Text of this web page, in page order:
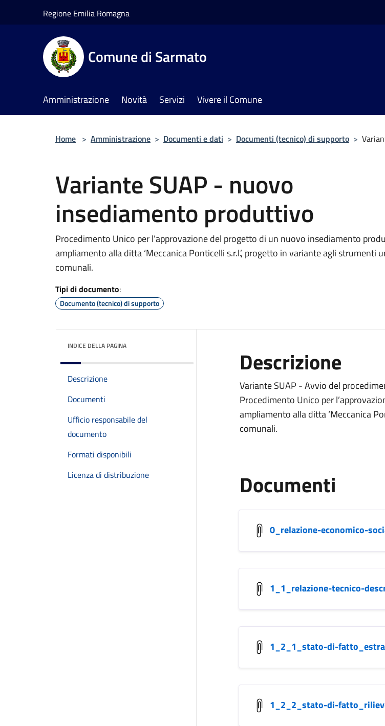
Regione Emilia Romagna
Comune di Sarmato
Amministrazione Novità Servizi Vivere il Comune
Home > Amministrazione > Documenti e dati > Documenti (tecnico) di supporto >
Variante SUAP - nuovo
insediamento produttivo
Procedimento Unico per l’approvazione del progetto di un nuovo insediamento
ampliamento alla ditta ‘Meccanica Ponticelli s.r.l.’, progetto in variante agli strumenti
comunali.
Tipi di documento:
Documento (tecnico) di supporto
INDICE DELLA PAGINA
Descrizione
Documenti
Ufficio responsabile del
documento
Formati disponibili
Licenza di distribuzione
Descrizione
Variante SUAP - Avvio del
Procedimento Unico per
ampliamento alla ditta ‘Meccanica
comunali.
Documenti
0_relazione-economico-
1_1_relazione-tecnico-
1_2_1_stato-di-
1_2_2_stato-di-